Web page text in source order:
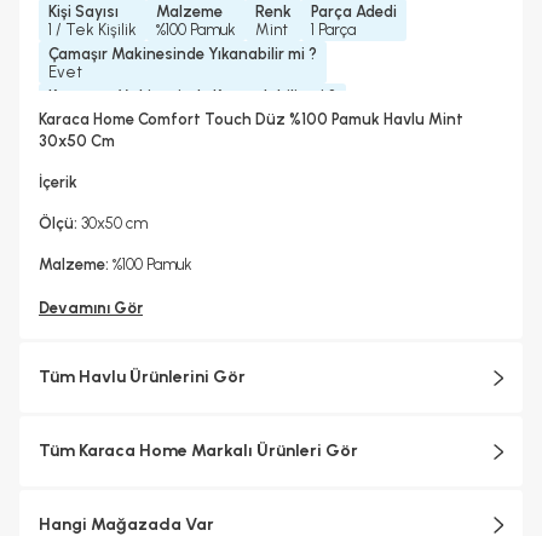
Kişi Sayısı
1 / Tek Kişilik
Malzeme
%100 Pamuk
Renk
Mint
Parça Adedi
1 Parça
Çamaşır Makinesinde Yıkanabilir mi ?
Evet
Kurutma Makinesinde Kurutulabilir mi ?
Evet
Kuru Temizleme Yapılabilir
Koleksiyonlar
Karaca Home Comfort Touch Düz %100 Pamuk Havlu Mint
30x50 Cm
İçerik
Ölçü: 30x50 cm
Malzeme: %100 Pamuk
Devamını Gör
Tüm Havlu Ürünlerini Gör
Tüm Karaca Home Markalı Ürünleri Gör
Hangi Mağazada Var